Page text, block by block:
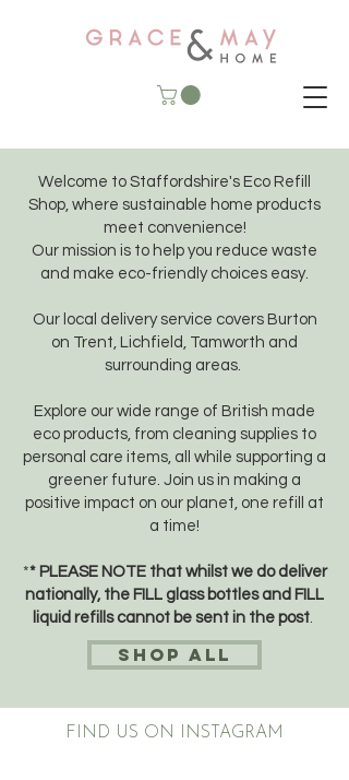
Welcome to Staffordshire's Eco Refill
Shop, where sustainable home products
meet convenience!
Our mission is to help you reduce waste
and make eco-friendly choices easy.
Our local delivery service covers Burton
on Trent, Lichfield, Tamworth and
surrounding areas.
Explore our wide range of British made
eco products, from cleaning supplies to
personal care items, all while supporting a
greener future. Join us in making a
positive impact on our planet, one refill at
a time!
** PLEASE NOTE that whilst we do deliver
nationally, the FILL glass bottles and FILL
liquid refills cannot be sent in the post
SHOP ALL
FIND US ON INSTAGRAM